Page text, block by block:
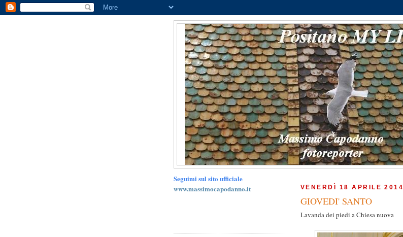
VENERDÌ 18 APRILE 2014
GIOVEDI' SANTO
Lavanda dei piedi a Chiesa nuova
Seguimi sul sito ufficiale
www.massimocapodanno.it